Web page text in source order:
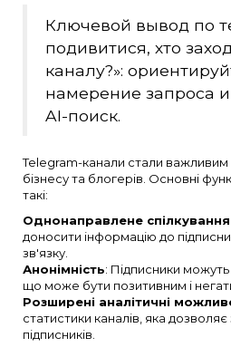
Ключевой вывод по
подивитися, хто
каналу?»:
намерение запроса и
AI-поиск.
Telegram-канали стали важливим
бізнесу та блогерів. Основні
такі:
Однонаправлене спілкування
доносити інформацію до
зв'язку.
Анонімність: Підписники
що може бути позитивним і
Розширені аналітичні
статистики каналів, яка
підписників.